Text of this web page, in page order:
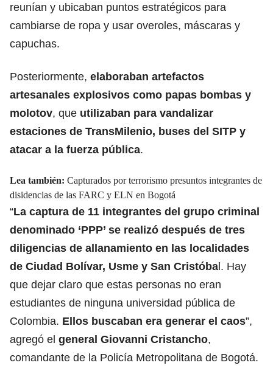
reunían y ubicaban puntos estratégicos para
cambiarse de ropa y usar overoles, máscaras y
capuchas.
Posteriormente, elaboraban artefactos
artesanales explosivos como papas bombas y
molotov, que utilizaban para vandalizar
estaciones de TransMilenio, buses del SITP y
atacar a la fuerza pública.
Lea también: Capturados por terrorismo presuntos integrantes de
disidencias de las FARC y ELN en Bogotá
“La captura de 11 integrantes del grupo criminal
denominado ‘PPP’ se realizó después de tres
diligencias de allanamiento en las localidades
de Ciudad Bolívar, Usme y San Cristóbal. Hay
que dejar claro que estas personas no eran
estudiantes de ninguna universidad pública de
Colombia. Ellos buscaban era generar el caos”,
agregó el general Giovanni Cristancho,
comandante de la Policía Metropolitana de Bogotá.